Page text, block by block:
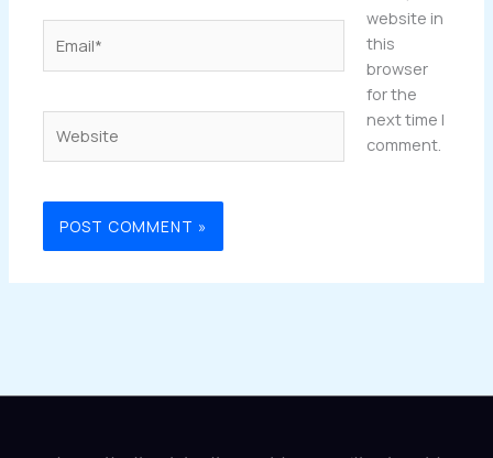
website in
this
browser
for the
next time I
comment.